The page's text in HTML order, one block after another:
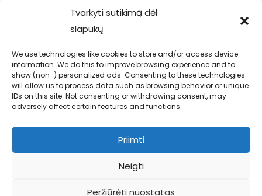
Tvarkyti sutikimą dėl
slapukų
We use technologies like cookies to store and/or access device
information. We do this to improve browsing experience and to
show (non-) personalized ads. Consenting to these technologies
will allow us to process data such as browsing behavior or unique
IDs on this site. Not consenting or withdrawing consent, may
adversely affect certain features and functions.
Priimti
Neigti
Peržiūrėti nuostatas
Kontaktai
info@bodyfoodas.lt
+370 600 77017
Visos teisės saugomos © Bodyfoodas.lt 2026